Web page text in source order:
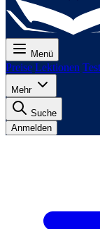
Menü
Preise Lektionen
Mehr
Suche
Anmelden